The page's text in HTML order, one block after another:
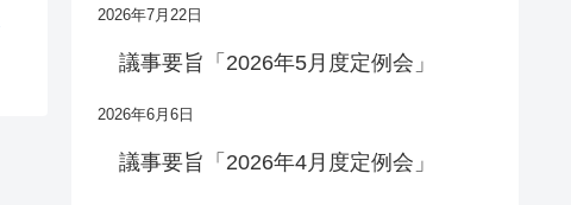
2026年7月22日
議事要旨「2026年5月度定例会」
2026年6月6日
議事要旨「2026年4月度定例会」